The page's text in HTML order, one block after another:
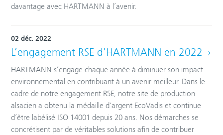
davantage avec HARTMANN à l’avenir.
02 déc. 2022
L’engagement RSE d’HARTMANN en 2022
HARTMANN s’engage chaque année à diminuer son impact
environnemental en contribuant à un avenir meilleur. Dans le
cadre de notre engagement RSE, notre site de production
alsacien a obtenu la médaille d'argent EcoVadis et continue
d’être labélisé ISO 14001 depuis 20 ans. Nos démarches se
concrétisent par de véritables solutions afin de contribuer